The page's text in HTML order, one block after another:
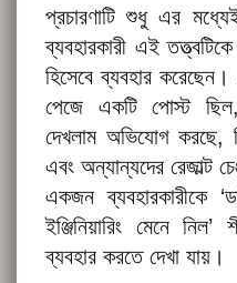
প্রচারণাটি শুধু এর
ব্যবহারকারী এই
হিসেবে ব্যবহার
পেজে একটি পোস্ট
দেখলাম অভিযোগ করছে,
এবং অন্যান্যদের রেজাল্ট
একজন ব্যবহারকারীকে
ইঞ্জিনিয়ারিং মেনে
ব্যবহার করতে দেখা যায়।